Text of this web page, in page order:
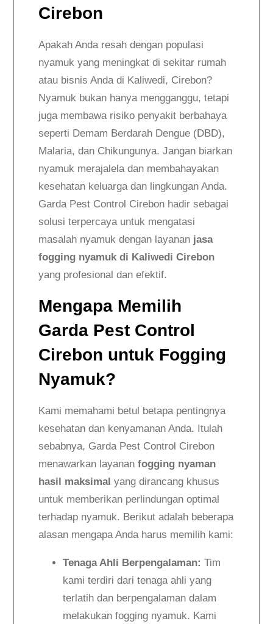
Cirebon
Apakah Anda resah dengan populasi
nyamuk yang meningkat di sekitar rumah
atau bisnis Anda di Kaliwedi, Cirebon?
Nyamuk bukan hanya mengganggu, tetapi
juga membawa risiko penyakit berbahaya
seperti Demam Berdarah Dengue (DBD),
Malaria, dan Chikungunya. Jangan biarkan
nyamuk merajalela dan membahayakan
kesehatan keluarga dan lingkungan Anda.
Garda Pest Control Cirebon hadir sebagai
solusi terpercaya untuk mengatasi
masalah nyamuk dengan layanan jasa
fogging nyamuk di Kaliwedi Cirebon
yang profesional dan efektif.
Mengapa Memilih
Garda Pest Control
Cirebon untuk Fogging
Nyamuk?
Kami memahami betul betapa pentingnya
kesehatan dan kenyamanan Anda. Itulah
sebabnya, Garda Pest Control Cirebon
menawarkan layananfogging nyaman
hasil maksimal yang dirancang khusus
untuk memberikan perlindungan optimal
terhadap nyamuk. Berikut adalah beberapa
alasan mengapa Anda harus memilih kami:
Tenaga Ahli Berpengalaman: Tim
kami terdiri dari tenaga ahli yang
terlatih dan berpengalaman dalam
melakukan fogging nyamuk. Kami